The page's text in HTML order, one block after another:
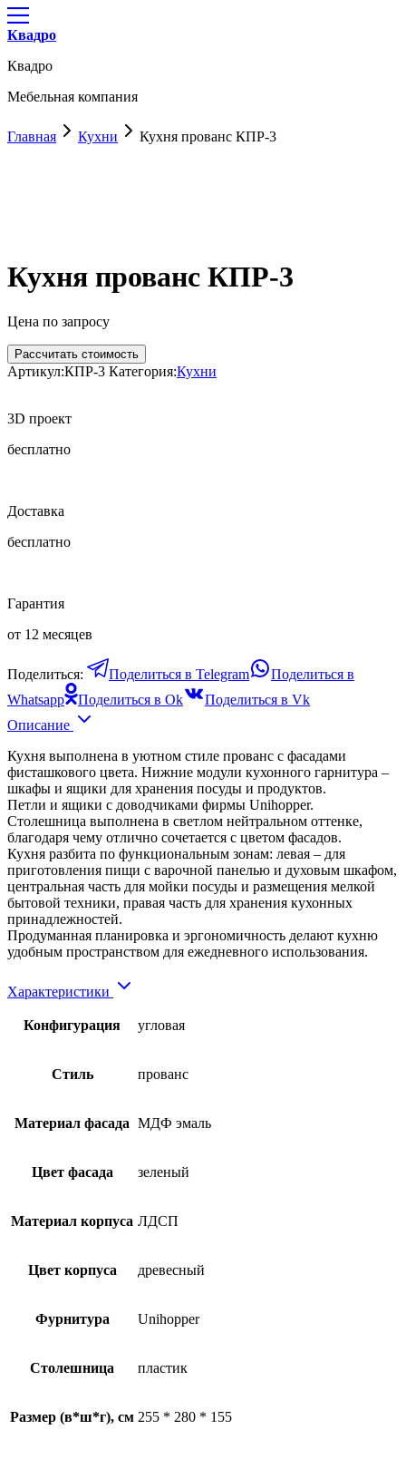
Квадро
Квадро
Мебельная компания
Главная Кухни Кухня прованс КПР-3
Кухня прованс КПР-3
Цена по запросу
Рассчитать стоимость
Артикул:КПР-3 Категория:Кухни
3D проект
бесплатно
Доставка
бесплатно
Гарантия
от 12 месяцев
Поделиться: Поделиться в Telegram
Поделиться в
Whatsapp
Поделиться в Ok
Поделиться в Vk
Описание
Кухня выполнена в уютном стиле прованс с фасадами
фисташкового цвета. Нижние модули кухонного гарнитура –
шкафы и ящики для хранения посуды и продуктов.
Петли и ящики с доводчиками фирмы Unihopper.
Столешница выполнена в светлом нейтральном оттенке,
благодаря чему отлично сочетается с цветом фасадов.
Кухня разбита по функциональным зонам: левая – для
приготовления пищи с варочной панелью и духовым шкафом,
центральная часть для мойки посуды и размещения мелкой
бытовой техники, правая часть для хранения кухонных
принадлежностей.
Продуманная планировка и эргономичность делают кухню
удобным пространством для ежедневного использования.
Характеристики
Конфигурация угловая
Стиль прованс
Материал фасада МДФ эмаль
Цвет фасада зеленый
Материал корпуса ЛДСП
Цвет корпуса древесный
Фурнитура Unihopper
Столешница пластик
Размер (в*ш*г), см 255 * 280 * 155